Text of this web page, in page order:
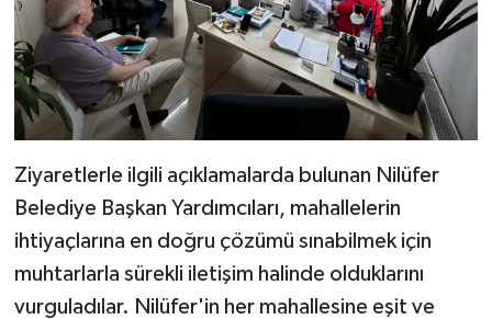
Ziyaretlerle ilgili açıklamalarda bulunan Nilüfer
Belediye Başkan Yardımcıları, mahallelerin
ihtiyaçlarına en doğru çözümü sınabilmek için
muhtarlarla sürekli iletişim halinde olduklarını
vurguladılar. Nilüfer'in her mahallesine eşit ve